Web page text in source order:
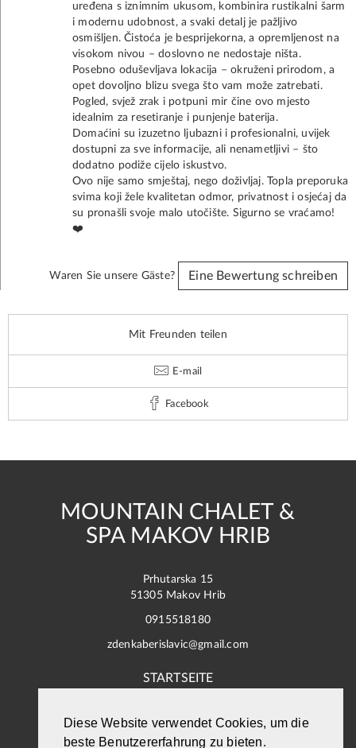
Diese Website verwendet Cookies, um die
beste Benutzererfahrung zu bieten.
uređena s iznimnim ukusom, kombinira rustikalni šarm
i modernu udobnost, a svaki detalj je pažljivo
osmišljen. Čistoća je besprijekorna, a opremljenost na
visokom nivou – doslovno ne nedostaje ništa.
Posebno oduševljava lokacija – okruženi prirodom, a
opet dovoljno blizu svega što vam može zatrebati.
Pogled, svjež zrak i potpuni mir čine ovo mjesto
idealnim za resetiranje i punjenje baterija.
Domaćini su izuzetno ljubazni i profesionalni, uvijek
dostupni za sve informacije, ali nenametljivi – što
dodatno podiže cijelo iskustvo.
Ovo nije samo smještaj, nego doživljaj. Topla preporuka
svima koji žele kvalitetan odmor, privatnost i osjećaj da
su pronašli svoje malo utočište. Sigurno se vraćamo!
❤️
Waren Sie unsere Gäste? Eine Bewertung schreiben
Mit Freunden teilen
E-mail
Facebook
MOUNTAIN CHALET &
SPA MAKOV HRIB
Prhutarska 15
51305 Makov Hrib
0915518180
zdenkaberislavic@gmail.com
STARTSEITE
FOTOGALERIE